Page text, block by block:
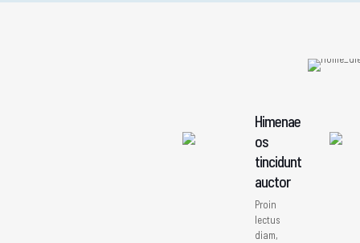
Himenae
os
tincidunt
auctor
Proin
lectus
diam,